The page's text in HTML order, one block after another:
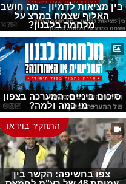
בין מציאות לדמיון – מה חושב
האלוף שצמח במרצ על
מלחמה בלבנון?
סיכום ביניים: המערכה בצפון
– מי כמה ולמה?
התחקיר בוידאו
צפו בחשיפה: הקשר בין